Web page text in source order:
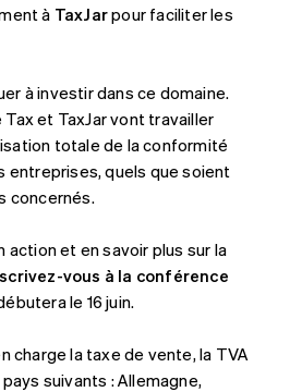
à TaxJarpour faciliter les
à investir dans ce domaine.
et TaxJar vont travailler
totale de la conformité
entreprises, quels que soient
concernés.
action et en savoir plus sur la
vous à la conférence
le 16 juin.
charge la taxe de vente, la TVA
suivants : Allemagne,